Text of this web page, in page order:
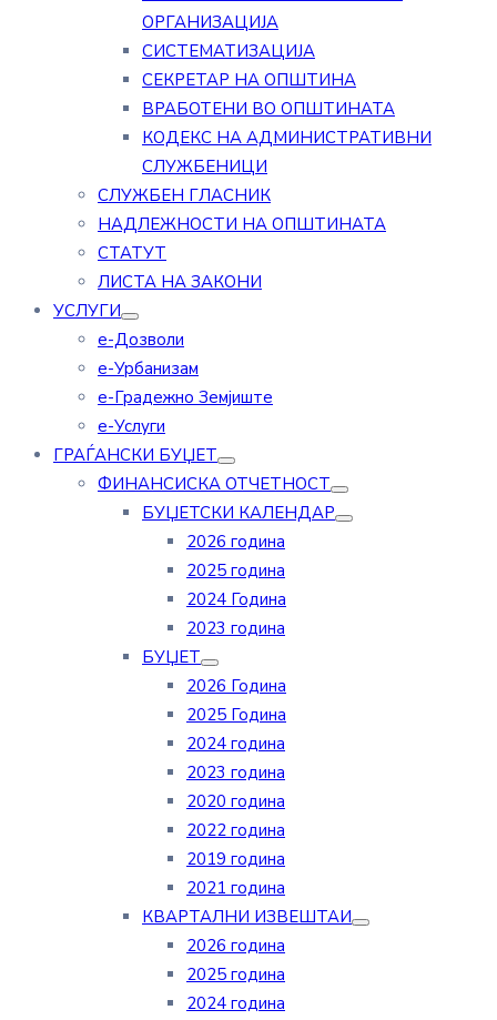
ОРГАНИЗАЦИЈА
СИСТЕМАТИЗАЦИЈА
СЕКРЕТАР НА ОПШТИНА
ВРАБОТЕНИ ВО ОПШТИНАТА
КОДЕКС НА АДМИНИСТРАТИВНИ
СЛУЖБЕНИЦИ
СЛУЖБЕН ГЛАСНИК
НАДЛЕЖНОСТИ НА ОПШТИНАТА
СТАТУТ
ЛИСТА НА ЗАКОНИ
УСЛУГИ
е-Дозволи
е-Урбанизам
е-Градежно Земјиште
е-Услуги
ГРАЃАНСКИ БУЏЕТ
ФИНАНСИСКА ОТЧЕТНОСТ
БУЏЕТСКИ КАЛЕНДАР
2026 година
2025 година
2024 Година
2023 година
БУЏЕТ
2026 Година
2025 Година
2024 година
2023 година
2020 година
2022 година
2019 година
2021 година
КВАРТАЛНИ ИЗВЕШТАИ
2026 година
2025 година
2024 година